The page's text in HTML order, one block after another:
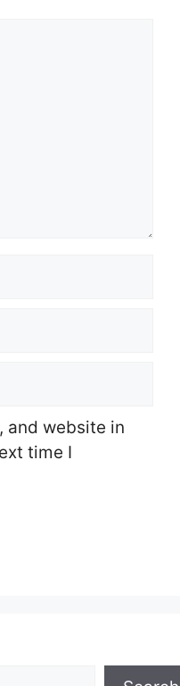
and website in
time I